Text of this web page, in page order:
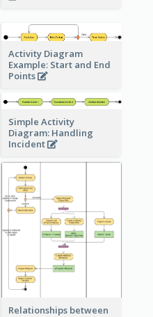
Activity Diagram
Example: Start and End
Points
Simple Activity
Diagram: Handling
Incident
Relationships between